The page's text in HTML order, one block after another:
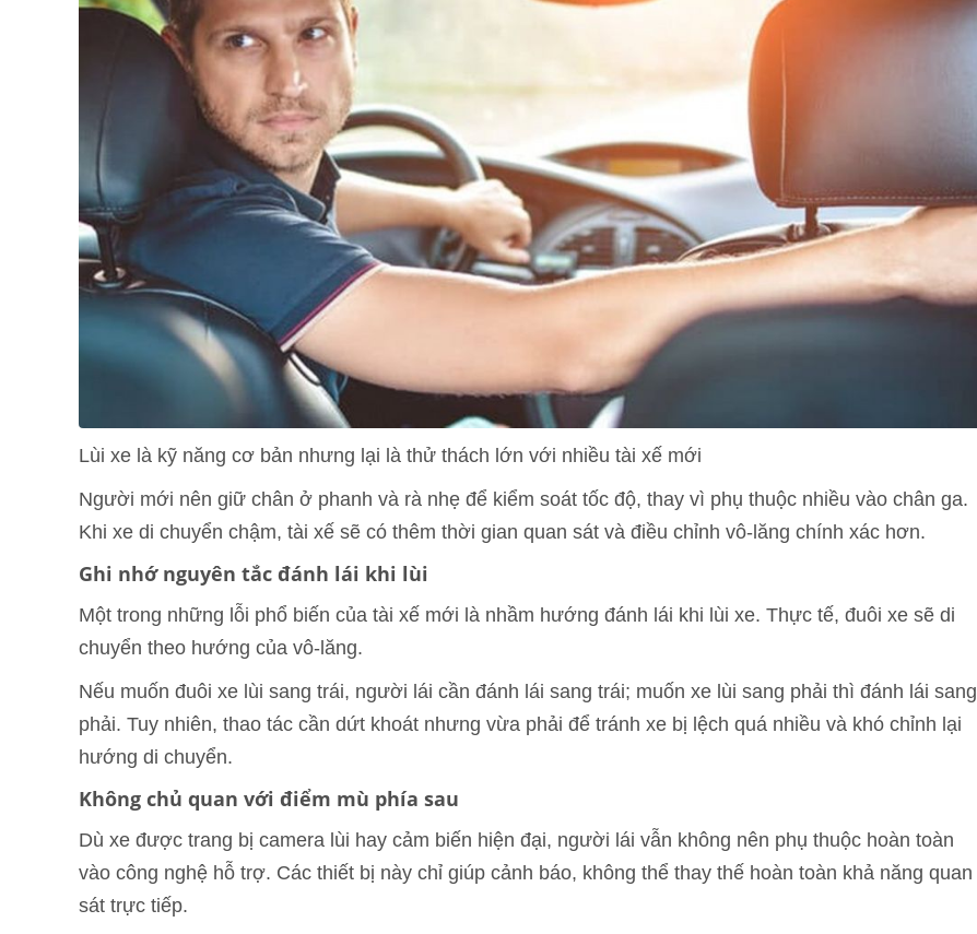
Lùi xe là kỹ năng cơ bản nhưng lại là thử thách lớn với nhiều tài xế mới
Người mới nên giữ chân ở phanh và rà nhẹ để kiểm soát tốc độ, thay vì phụ thuộc nhiều vào chân ga.
Khi xe di chuyển chậm, tài xế sẽ có thêm thời gian quan sát và điều chỉnh vô-lăng chính xác hơn.
Ghi nhớ nguyên tắc đánh lái khi lùi
Một trong những lỗi phổ biến của tài xế mới là nhầm hướng đánh lái khi lùi xe. Thực tế, đuôi xe sẽ di
chuyển theo hướng của vô-lăng.
Nếu muốn đuôi xe lùi sang trái, người lái cần đánh lái sang trái; muốn xe lùi sang phải thì đánh lái sang
phải. Tuy nhiên, thao tác cần dứt khoát nhưng vừa phải để tránh xe bị lệch quá nhiều và khó chỉnh lại
hướng di chuyển.
Không chủ quan với điểm mù phía sau
Dù xe được trang bị camera lùi hay cảm biến hiện đại, người lái vẫn không nên phụ thuộc hoàn toàn
vào công nghệ hỗ trợ. Các thiết bị này chỉ giúp cảnh báo, không thể thay thế hoàn toàn khả năng quan
sát trực tiếp.